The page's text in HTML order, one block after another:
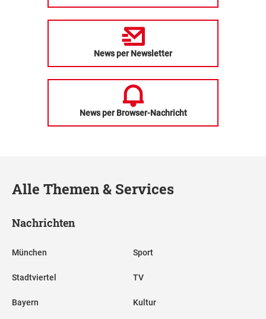
News per Newsletter
News per Browser-Nachricht
Alle Themen & Services
Nachrichten
München
Stadtviertel
Bayern
Sport
TV
Kultur